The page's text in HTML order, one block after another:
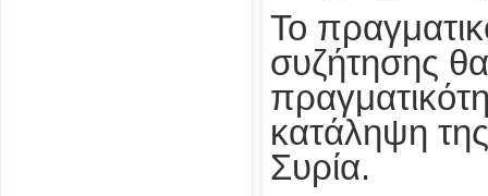
Το
συζήτησης
κατάληψη
Συρία.